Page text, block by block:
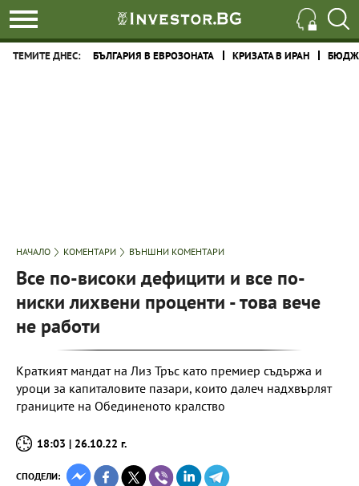
ТЕМИТЕ ДНЕС: БЪЛГАРИЯ В ЕВРОЗОНАТА КРИЗАТА В ИРАН
НАЧАЛО КОМЕНТАРИ ВЪНШНИ КОМЕНТАРИ
Все по-високи дефицити и все по-
ниски лихвени проценти - това вече
не работи
Краткият мандат на Лиз Тръс като премиер съдържа и
уроци за капиталовите пазари, които далеч надхвърлят
границите на Обединеното кралство
18:03 | 26.10.22 г.
СПОДЕЛИ: